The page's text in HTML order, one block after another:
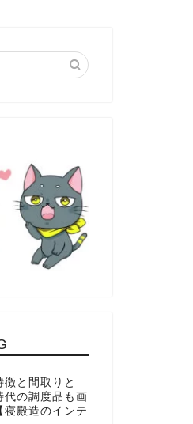
徴と間取りと
代の調度品も画
寝殿造のインテ